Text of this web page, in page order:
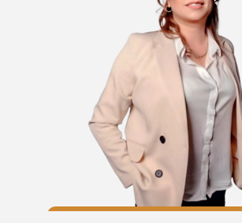
Получите презентацию
проекта
Планировки апартаментов
Описание инфраструктуры
Актуальные цены и скидки
Документация по проекту